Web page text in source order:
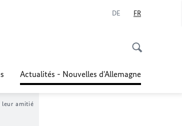
DE FR
Actualités - Nouvelles d'Allemagne
leur amitié